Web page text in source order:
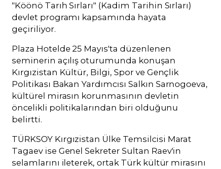
"Köönö Tarıh Sırları" (Kadim Tarihin Sırları)
devlet programı kapsamında hayata
geçiriliyor.
Plaza Hotelde 25 Mayıs'ta düzenlenen
seminerin açılış oturumunda konuşan
Kırgızistan Kültür, Bilgi, Spor ve Gençlik
Politikası Bakan Yardımcısı Salkın Sarnogoeva,
kültürel mirasın korunmasının devletin
öncelikli politikalarından biri olduğunu
belirtti.
TÜRKSOY Kırgızistan Ülke Temsilcisi Marat
Tagaev ise Genel Sekreter Sultan Raev'in
selamlarını ileterek, ortak Türk kültür mirasını